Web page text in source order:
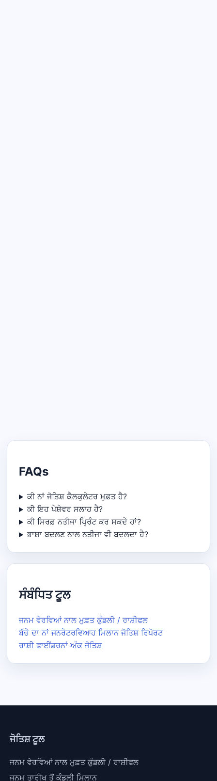
FAQs
ਕੀ ਨਾਂ ਜੋਤਿਸ਼ ਕੈਲਕੁਲੇਟਰ ਮੁਫ਼ਤ ਹੈ?
ਕੀ ਇਹ ਪੇਸ਼ੇਵਰ ਸਲਾਹ ਹੈ?
ਕੀ ਸਿਰਫ਼ ਨਤੀਜਾ ਪ੍ਰਿੰਟ ਕਰ ਸਕਦੇ ਹਾਂ?
ਭਾਸ਼ਾ ਬਦਲਣ ਨਾਲ ਨਤੀਜਾ ਵੀ ਬਦਲਦਾ ਹੈ?
ਸੰਬੰਧਿਤ ਟੂਲ
ਜਨਮ ਵੇਰਵਿਆਂ ਨਾਲ ਮੁਫ਼ਤ ਕੁੰਡਲੀ / ਰਾਸ਼ੀਫਲ
ਬੱਚੇ ਦਾ ਨਾਂ ਜਨਰੇਟਰਵਿਆਹ ਮਿਲਾਨ ਜੋਤਿਸ਼ ਰਿਪੋਰਟ
ਰਾਸ਼ੀ ਫਾਈਂਡਰਨਾਂ ਅੰਕ ਜੋਤਿਸ਼
ਜੋਤਿਸ਼ ਟੂਲ
ਜਨਮ ਵੇਰਵਿਆਂ ਨਾਲ ਮੁਫ਼ਤ ਕੁੰਡਲੀ / ਰਾਸ਼ੀਫਲ
ਜਨਮ ਤਾਰੀਖ ਤੋਂ ਕੁੰਡਲੀ ਮਿਲਾਨ